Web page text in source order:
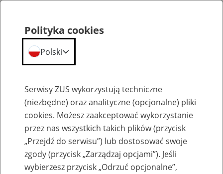
Szkolenia
Polityka cookies
Polski
Serwisy ZUS wykorzystują techniczne
(niezbędne) oraz analityczne (opcjonalne) pliki
cookies. Możesz zaakceptować wykorzystanie
przez nas wszystkich takich plików (przycisk
„Przejdź do serwisu”) lub dostosować swoje
zgody (przycisk „Zarządzaj opcjami”). Jeśli
wybierzesz przycisk „Odrzuć opcjonalne”,